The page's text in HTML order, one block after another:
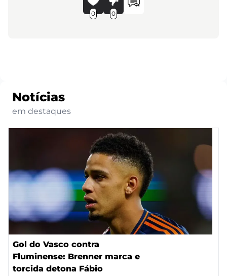
0 0
Notícias
em destaques
Gol do Vasco contra
Fluminense: Brenner marca e
torcida detona Fábio